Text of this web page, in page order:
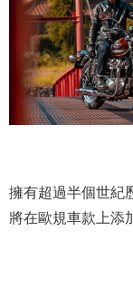
擁有超過半個世紀
將在歐規車款上添